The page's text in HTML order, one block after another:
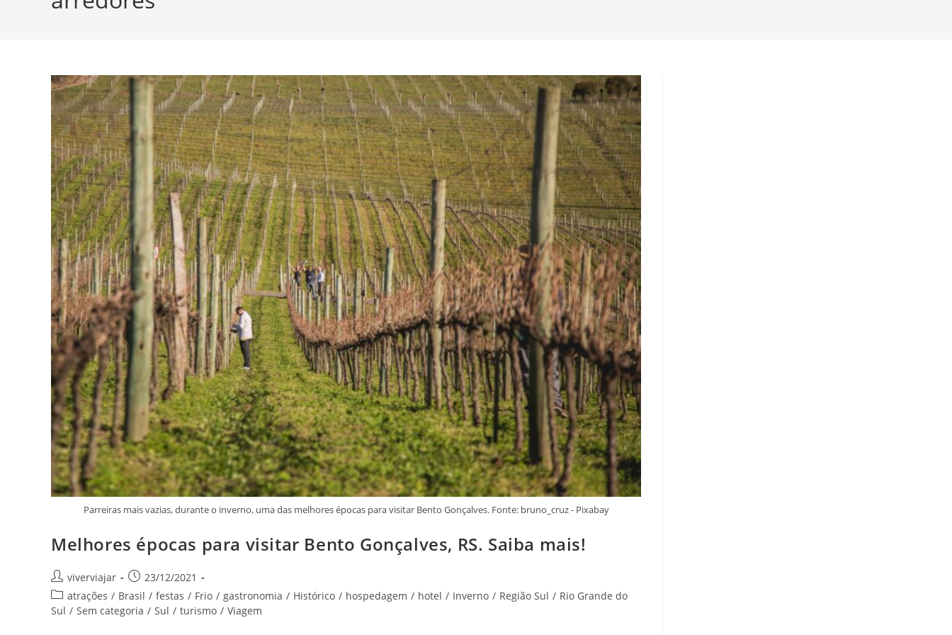
Parreiras mais vazias, durante o inverno, uma das melhores épocas para visitar Bento Gonçalves. Fonte: bruno_cruz - Pixabay
Melhores épocas para visitar Bento Gonçalves, RS. Saiba mais!
Autor
do
post:
viverviajar
Post
publicado:
23/12/2021
Categoria
do
atrações / Brasil / festas / Frio / gastronomia / Histórico / hospedagem / hotel / Inverno / Região Sul / Rio Grande do
Sul / Sem categoria / Sul / turismo / Viagem